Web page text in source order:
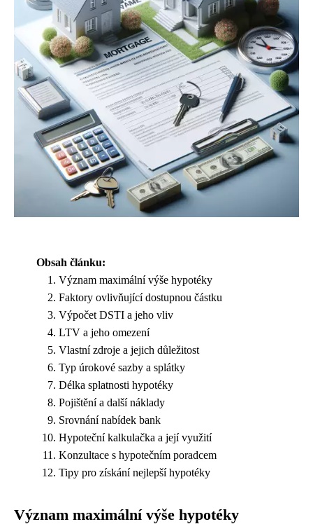
Obsah článku:
Význam maximální výše hypotéky
Faktory ovlivňující dostupnou částku
Výpočet DSTI a jeho vliv
LTV a jeho omezení
Vlastní zdroje a jejich důležitost
Typ úrokové sazby a splátky
Délka splatnosti hypotéky
Pojištění a další náklady
Srovnání nabídek bank
Hypoteční kalkulačka a její využití
Konzultace s hypotečním poradcem
Tipy pro získání nejlepší hypotéky
Význam maximální výše hypotéky